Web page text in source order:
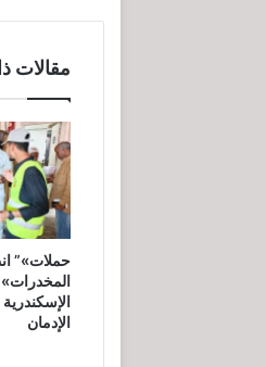
مقالات
حملات»”
الإدمان